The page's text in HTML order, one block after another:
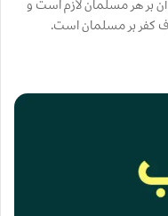
بر هر مسلمان لازم است و
کفر بر مسلمان است.